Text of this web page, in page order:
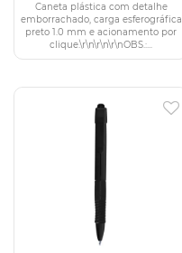
Caneta plástica com detalhe
emborrachado, carga esferográfica
preto 1.0 mm e acionamento por
clique.\r\n\r\n\r\nOBS.:...